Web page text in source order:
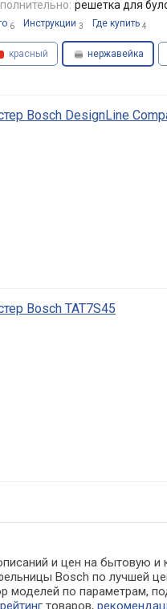
решетка для
6 Инструкции 3 Где купить 4
красный нержавейка
Bosch DesignLine
Bosch TAT7S45
и цен на бытовую
Bosch по лучшей
моделей по параметрам,
рейтинг товаров,